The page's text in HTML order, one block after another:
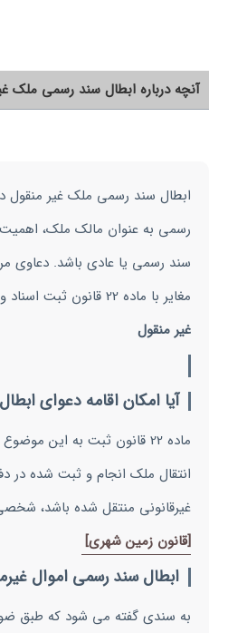
آنچه درباره ابطال سند رسمی ملک
ابطال سند رسمی ملک غیر منقول
رسمی به عنوان مالک ملک، اهمیت
سند رسمی یا عادی باشد. دعاوی
مغایر با ماده 22 قانون ثبت اسناد و املاک نیست.
غیر منقول
آیا امکان اقامه دعوای
ماده 22 قانون ثبت به این
انتقال ملک انجام و ثبت شده در
غیرقانونی منتقل شده باشد،
[قانون زمین شهری]
ابطال سند رسمی اموال
به سندی گفته می شود که طبق